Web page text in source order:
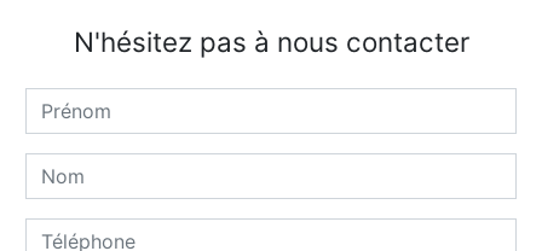
N'hésitez pas à nous contacter